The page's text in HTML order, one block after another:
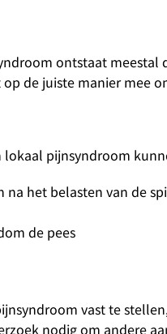
ontstaat meestal
de juiste manier mee
lokaal pijnsyndroom
na het belasten van de
de pees
vast te
nodig om andere